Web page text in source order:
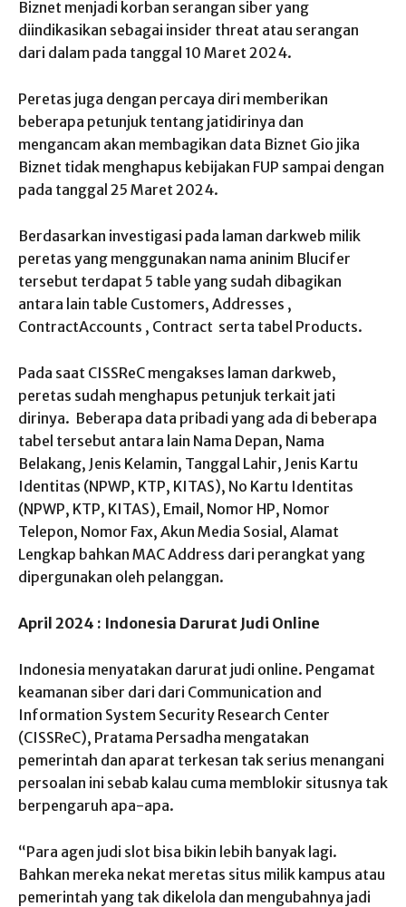
Biznet menjadi korban serangan siber yang
diindikasikan sebagai insider threat atau serangan
dari dalam pada tanggal 10 Maret 2024.
Peretas juga dengan percaya diri memberikan
beberapa petunjuk tentang jatidirinya dan
mengancam akan membagikan data Biznet Gio jika
Biznet tidak menghapus kebijakan FUP sampai dengan
pada tanggal 25 Maret 2024.
Berdasarkan investigasi pada laman darkweb milik
peretas yang menggunakan nama aninim Blucifer
tersebut terdapat 5 table yang sudah dibagikan
antara lain table Customers, Addresses ,
ContractAccounts , Contract serta tabel Products.
Pada saat CISSReC mengakses laman darkweb,
peretas sudah menghapus petunjuk terkait jati
dirinya. Beberapa data pribadi yang ada di beberapa
tabel tersebut antara lain Nama Depan, Nama
Belakang, Jenis Kelamin, Tanggal Lahir, Jenis Kartu
Identitas (NPWP, KTP, KITAS), No Kartu Identitas
(NPWP, KTP, KITAS), Email, Nomor HP, Nomor
Telepon, Nomor Fax, Akun Media Sosial, Alamat
Lengkap bahkan MAC Address dari perangkat yang
dipergunakan oleh pelanggan.
April 2024 : Indonesia Darurat Judi Online
Indonesia menyatakan darurat judi online. Pengamat
keamanan siber dari dari Communication and
Information System Security Research Center
(CISSReC), Pratama Persadha mengatakan
pemerintah dan aparat terkesan tak serius menangani
persoalan ini sebab kalau cuma memblokir situsnya tak
berpengaruh apa-apa.
“Para agen judi slot bisa bikin lebih banyak lagi.
Bahkan mereka nekat meretas situs milik kampus atau
pemerintah yang tak dikelola dan mengubahnya jadi